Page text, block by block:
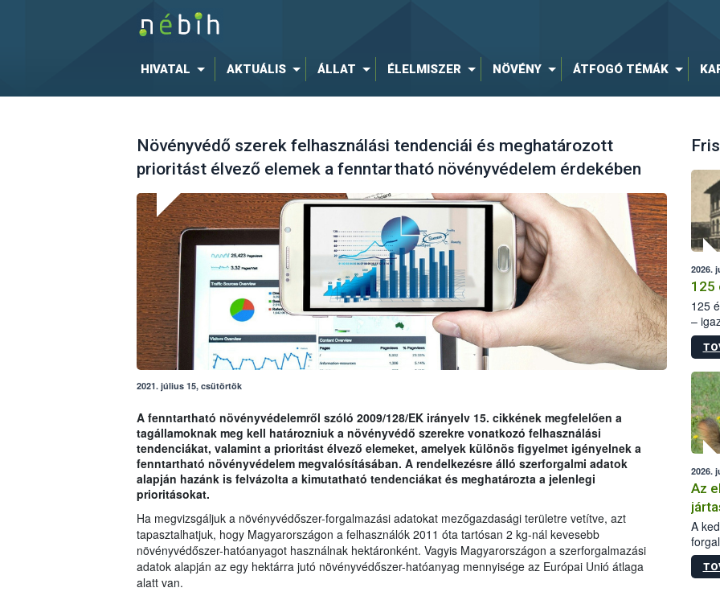
HIVATAL AKTUÁLIS ÁLLAT ÉLELMISZER NÖVÉNY ÁTFOGÓ TÉMÁK
Növényvédő szerek felhasználási tendenciái és meghatározott
prioritást élvező elemek a fenntartható növényvédelem érdekében
2021. július 15, csütörtök
A fenntartható növényvédelemről szóló 2009/128/EK irányelv 15. cikkének megfelelően a
tagállamoknak meg kell határozniuk a növényvédő szerekre vonatkozó felhasználási
tendenciákat, valamint a prioritást élvező elemeket, amelyek különös figyelmet igényelnek a
fenntartható növényvédelem megvalósításában. A rendelkezésre álló szerforgalmi adatok
alapján hazánk is felvázolta a kimutatható tendenciákat és meghatározta a jelenlegi
prioritásokat.
Ha megvizsgáljuk a növényvédőszer-forgalmazási adatokat mezőgazdasági területre vetítve, azt
tapasztalhatjuk, hogy Magyarországon a felhasználók 2011 óta tartósan 2 kg-nál kevesebb
növényvédőszer-hatóanyagot használnak hektáronként. Vagyis Magyarországon a szerforgalmazási
adatok alapján az egy hektárra jutó növényvédőszer-hatóanyag mennyisége az Európai Unió átlaga
alatt van.
2026.
125
125
–
15.
2026.
Az
A